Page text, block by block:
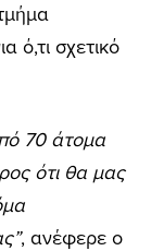
ό,τι σχετικό
70 άτομα
ότι θα μας
, ανέφερε ο